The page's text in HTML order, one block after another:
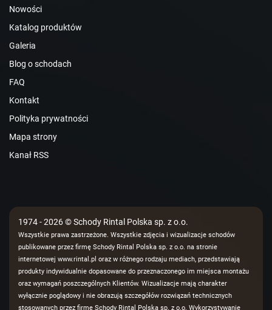
Nowości
Katalog produktów
Galeria
Blog o schodach
FAQ
Kontakt
Polityka prywatności
Mapa strony
Kanał RSS
1974 - 2026 © Schody Rintal Polska sp. z o.o.
Wszystkie prawa zastrzeżone. Wszystkie zdjęcia i wizualizacje schodów
publikowane przez firmę Schody Rintal Polska sp. z o.o. na stronie
internetowej www.rintal.pl oraz w różnego rodzaju mediach, przedstawiają
produkty indywidualnie dopasowane do przeznaczonego im miejsca montażu
oraz wymagań poszczególnych Klientów. Wizualizacje mają charakter
wyłącznie poglądowy i nie obrazują szczegółów rozwiązań technicznych
stosowanych przez firmę Schody Rintal Polska sp. z o.o. Wykorzystywanie